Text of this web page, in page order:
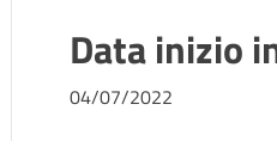
Data inizio
04/07/2022